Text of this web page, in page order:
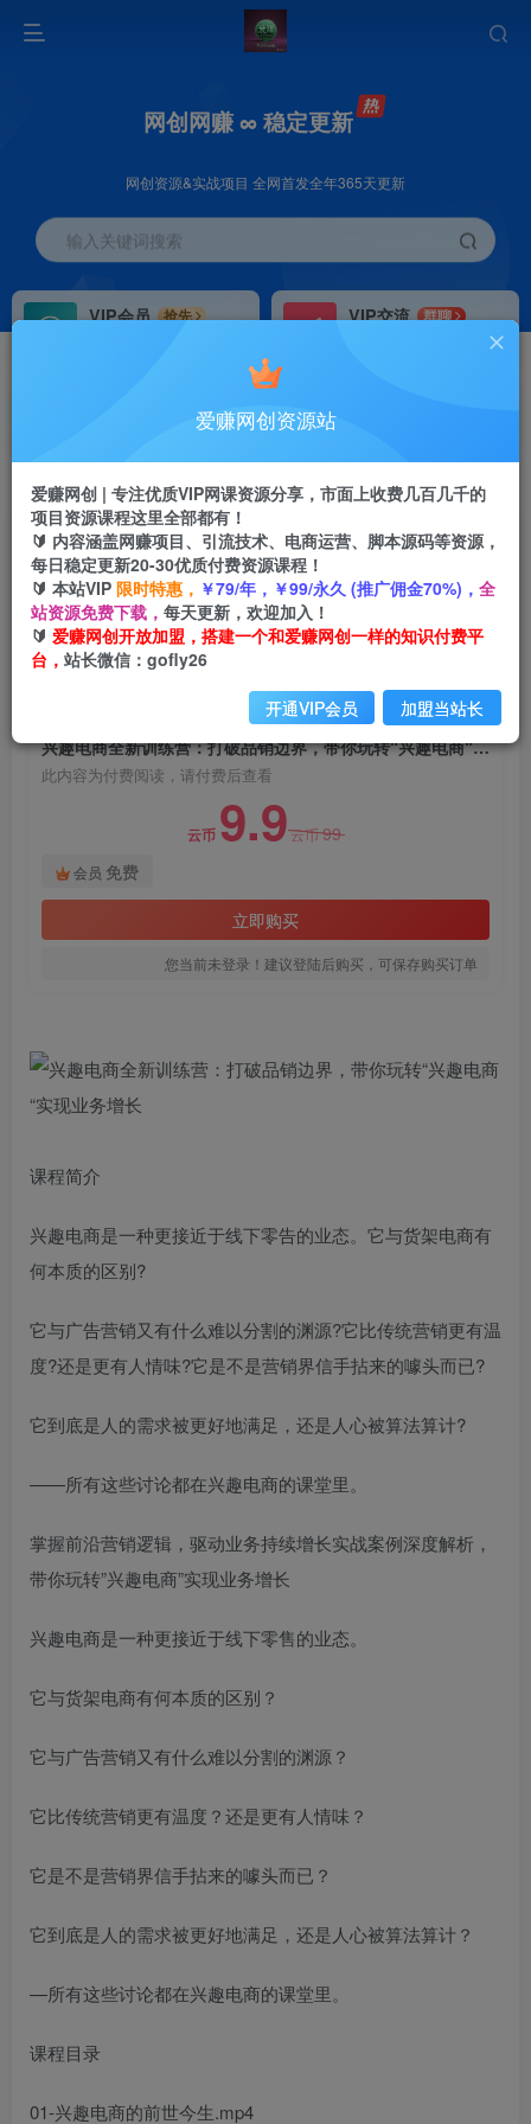
网创网赚 ∞ 稳定更新
网创资源&实战项目 全网首发全年365天更新
输入关键词搜索
VIP会员
抢先
VIP交流
群聊
研究探讨更多创业项目路子。
会员专属推广链接
首页 创业课程 会员免费 正文
兴趣电商全新训练营：打破品销边界，带你玩转
“兴趣电商“实现业务增长
爱赚网创
2年前发布
关注 私信
兴趣电商全新训练营：打破品销边界，带你玩转“兴趣电商“实现业务增长
此内容为付费阅读，请付费后查看
云币 9.9云币99
会员 免费
立即购买
您当前未登录！建议登陆后购买，可保存购买订单
课程简介
兴趣电商是一种更接近于线下零告的业态。它与货架电商有
何本质的区别?
它与广告营销又有什么难以分割的渊源?它比传统营销更有温
度?还是更有人情味?它是不是营销界信手拈来的噱头而已?
它到底是人的需求被更好地满足，还是人心被算法算计?
——所有这些讨论都在兴趣电商的课堂里。
掌握前沿营销逻辑，驱动业务持续增长实战案例深度解析，
带你玩转”兴趣电商”实现业务增长
兴趣电商是一种更接近于线下零售的业态。
它与货架电商有何本质的区别？
它与广告营销又有什么难以分割的渊源？
它比传统营销更有温度？还是更有人情味？
它是不是营销界信手拈来的噱头而已？
它到底是人的需求被更好地满足，还是人心被算法算计？
—所有这些讨论都在兴趣电商的课堂里。
课程目录
01-兴趣电商的前世今生.mp4
爱赚网创资源站
爱赚网创 | 专注优质VIP网课资源分享，市面上收费几百几千的
项目资源课程这里全部都有！
🔰 内容涵盖网赚项目、引流技术、电商运营、脚本源码等资源，
每日稳定更新20-30优质付费资源课程！
🔰 本站VIP 限时特惠， ￥79/年，￥99/永久 (推广佣金70%)， 全
站资源免费下载， 每天更新，欢迎加入！
🔰 爱赚网创开放加盟，搭建一个和爱赚网创一样的知识付费平
台， 站长微信：gofly26
开通VIP会员 加盟当站长